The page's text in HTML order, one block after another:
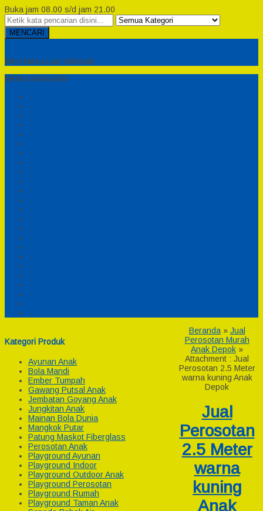
Buka jam 08.00 s/d jam 21.00
MENCARI
Min Haitsu Laa Yahtasib
MENU NAVIGASI
Kategori Produk
Ayunan Anak
Bola Mandi
Ember Tumpah
Gawang Putsal Anak
Jembatan Goyang Anak
Jungkitan Anak
Mainan Bola Dunia
Mangkok Putar
Patung Maskot Fiberglass
Perosotan Anak
Playground Ayunan
Playground Indoor
Playground Outdoor Anak
Playground Perosotan
Playground Rumah
Playground Taman Anak
Beranda» Jual
Perosotan Murah
Anak Depok »
Attachment : Jual
Perosotan 2.5 Meter
warna kuning Anak
Depok
Jual
Perosotan
2.5 Meter
warna
kuning
Anak